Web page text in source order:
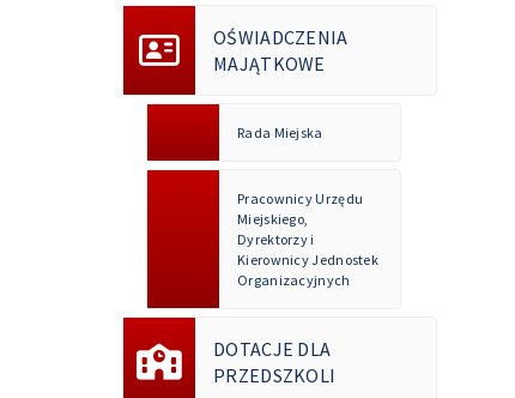
OŚWIADCZENIA
MAJĄTKOWE
Rada Miejska
Pracownicy Urzędu
Miejskiego,
Dyrektorzy i
Kierownicy Jednostek
Organizacyjnych
DOTACJE DLA
PRZEDSZKOLI